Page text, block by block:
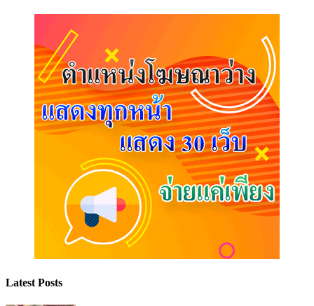
Latest Posts